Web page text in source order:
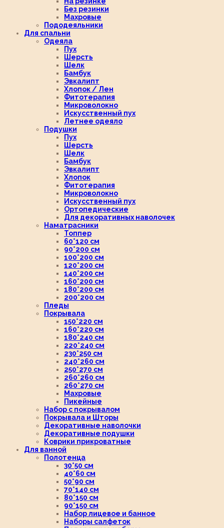
Без резинки
Махровые
Пододеяльники
Для спальни
Одеяла
Пух
Шерсть
Шелк
Бамбук
Эвкалипт
Хлопок / Лен
Фитотерапия
Микроволокно
Искусственный пух
Летнее одеяло
Подушки
Пух
Шерсть
Шелк
Бамбук
Эвкалипт
Хлопок
Фитотерапия
Микроволокно
Искусственный пух
Ортопедические
Для декоративных наволочек
Наматрасники
Топпер
60*120 см
90*200 см
100*200 см
120*200 см
140*200 см
160*200 см
180*200 см
200*200 см
Пледы
Покрывала
150*220 см
160*220 см
180*240 см
220*240 см
230*250 см
240*260 см
250*270 см
260*260 см
260*270 см
Махровые
Пикейные
Набор с покрывалом
Покрывала и Шторы
Декоративные наволочки
Декоративные подушки
Коврики прикроватные
Для ванной
Полотенца
30*50 см
40*60 см
50*90 см
70*140 см
80*150 см
90*150 см
Набор лицевое и банное
Наборы салфеток